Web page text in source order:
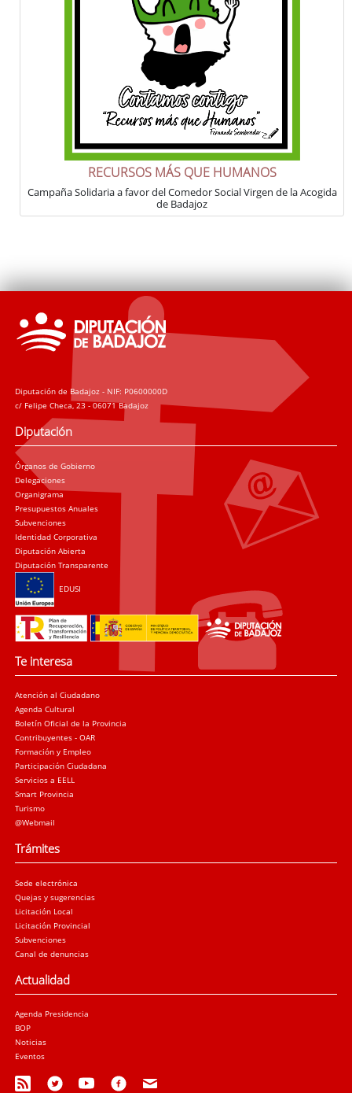
RECURSOS MÁS QUE HUMANOS
Campaña Solidaria a favor del Comedor Social Virgen de la Acogida
de Badajoz
Diputación de Badajoz - NIF: P0600000D
c/ Felipe Checa, 23 - 06071 Badajoz
Diputación
Órganos de Gobierno
Delegaciones
Organigrama
Presupuestos Anuales
Subvenciones
Identidad Corporativa
Diputación Abierta
Diputación Transparente
EDUSI
Te interesa
Atención al Ciudadano
Agenda Cultural
Boletín Oficial de la Provincia
Contribuyentes - OAR
Formación y Empleo
Participación Ciudadana
Servicios a EELL
Smart Provincia
Turismo
@Webmail
Trámites
Sede electrónica
Quejas y sugerencias
Licitación Local
Licitación Provincial
Subvenciones
Canal de denuncias
Actualidad
Agenda Presidencia
BOP
Noticias
Eventos